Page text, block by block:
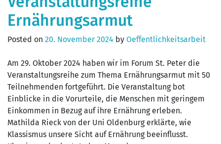
Ernährungsarmut
Posted on 20. November 2024 by Oeffentlichkeitsarbeit
Am 29. Oktober 2024 haben wir im Forum St. Peter die
Veranstaltungsreihe zum Thema Ernährungsarmut mit 50
Teilnehmenden fortgeführt. Die Veranstaltung bot
Einblicke in die Vorurteile, die Menschen mit geringem
Einkommen in Bezug auf ihre Ernährung erleben.
Mathilda Rieck von der Uni Oldenburg erklärte, wie
Klassismus unsere Sicht auf Ernährung beeinflusst.